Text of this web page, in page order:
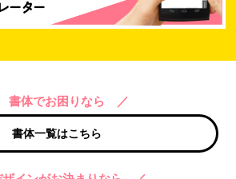
書体でお困りなら ／
書体一覧はこちら